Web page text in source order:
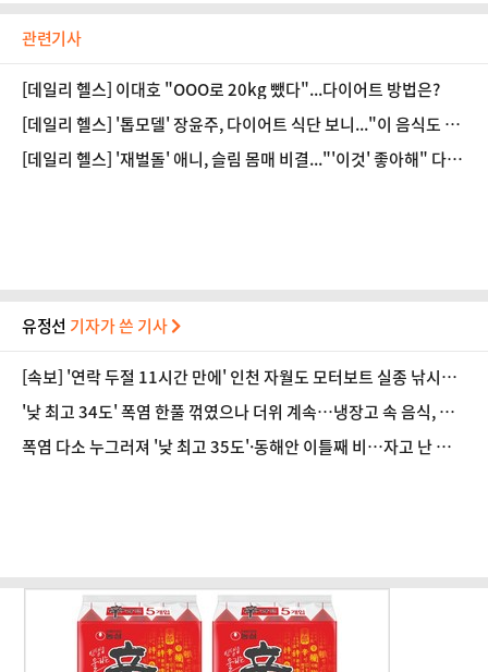
관련기사
[데일리 헬스] 이대호 "OOO로 20kg 뺐다"...다이어트 방법은?
[데일리 헬스] '톱모델' 장윤주, 다이어트 식단 보니..."이 음식도 반
쪽만 먹어"
[데일리 헬스] '재벌돌' 애니, 슬림 몸매 비결..."'이것' 좋아해" 다이
유정선 기자가 쓴 기사
[속보] '연락 두절 11시간 만에' 인천 자월도 모터보트 실종 낚시객
3명, 전원 구조
'낮 최고 34도' 폭염 한풀 꺾였으나 더위 계속…냉장고 속 음식, 안
심했다간 '낭패' 주의해야 할 점은 [오늘 날씨]
폭염 다소 누그러져 '낮 최고 35도'·동해안 이틀째 비…자고 난 뒤